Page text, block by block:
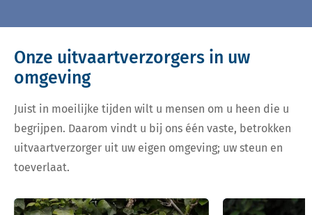
Onze uitvaartverzorgers in uw
omgeving
Juist in moeilijke tijden wilt u mensen om u heen die u
begrijpen. Daarom vindt u bij ons één vaste, betrokken
uitvaartverzorger uit uw eigen omgeving; uw steun en
toeverlaat.